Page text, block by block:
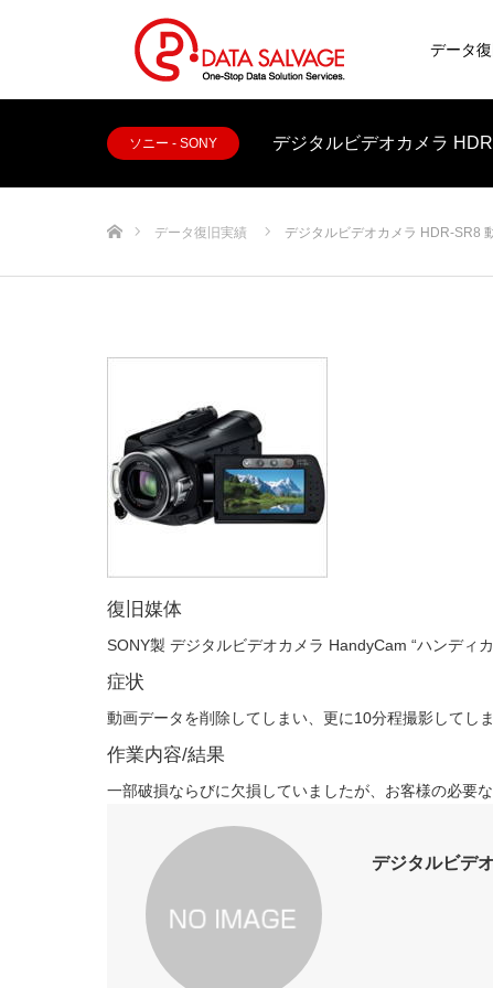
データ
ソニー - SONY デジタルビデオカメラ
データ復旧実績 デジタルビデオカメラ HDR-SR8
復旧媒体
SONY製 デジタルビデオカメラ HandyCam “ハンディ
症状
動画データを削除してしまい、更に10分程撮影してしま
作業内容/結果
一部破損ならびに欠損していましたが、お客様の必要
デジタルビデ